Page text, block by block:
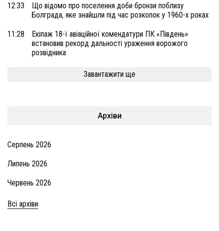
12:33
Що відомо про поселення доби бронзи поблизу
Болграда, яке знайшли під час розкопок у 1960-х роках
11:28
Екіпаж 18-ї авіаційної комендатури ПК «Південь»
встановив рекорд дальності ураження ворожого
розвідника
Завантажити ще
Архіви
Серпень 2026
Липень 2026
Червень 2026
Всі архіви